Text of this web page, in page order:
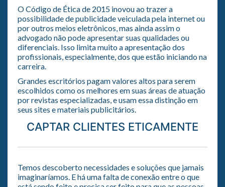
O Código de Ética de 2015 inovou ao trazer a
possibilidade de publicidade veiculada pela internet ou
por outros meios eletrônicos, mas ainda assim o
advogado não pode apresentar suas qualidades ou
diferenciais. Isso limita muito a apresentação dos
profissionais, especialmente, dos que estão iniciando na
carreira.
Grandes escritórios pagam valores altos para serem
escolhidos como os melhores em suas áreas de atuação
por revistas especializadas, e usam essa distinção em
seus sites e materiais publicitários.
CAPTAR CLIENTES ETICAMENTE
Temos descoberto necessidades e soluções que jamais
imaginaríamos. E há uma falta de conexão entre o que